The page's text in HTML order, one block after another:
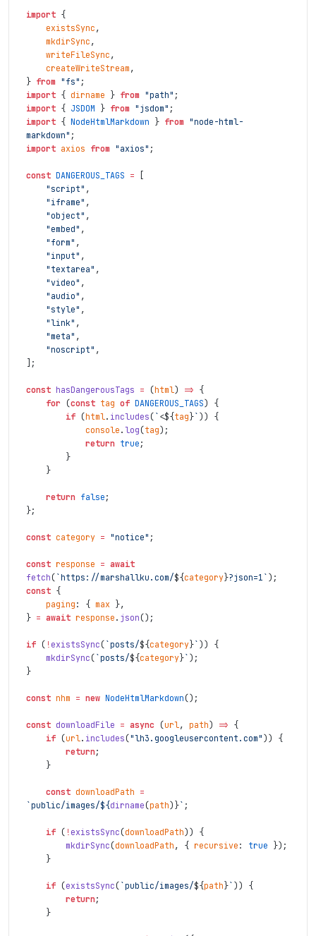
import {
existsSync ,
mkdirSync ,
writeFileSync ,
createWriteStream ,
} from "fs" ;
import { dirname } from "path" ;
import { JSDOM } from "jsdom" ;
import { NodeHtmlMarkdown } from "node-html-
markdown" ;
import axios from "axios" ;
const DANGEROUS_TAGS =
[
"script" ,
"iframe" ,
"object" ,
"embed" ,
"form" ,
"input" ,
"textarea" ,
"video" ,
"audio" ,
"style" ,
"link" ,
"meta" ,
"noscript" ,
] ;
const hasDangerousTags = (html ) => {
for (const tag of DANGEROUS_TAGS)
{
if (html . includes( `<${tag}` ) )
{
console . log(tag) ;
return true ;
}
}
return false ;
};
const category = "notice" ;
const response = await
fetch( `https://marshallku.com/${category}?json=1` ) ;
const {
paging : { max },
} = await response . json() ;
if ( ! existsSync( `posts/${category}` ) )
{
mkdirSync( `posts/${category}` ) ;
}
const nhm = new NodeHtmlMarkdown() ;
const downloadFile = async (url , path) => {
if (url . includes("lh3.googleusercontent.com" ) )
{
return;
}
const downloadPath =
`public/images/${dirname(path) }` ;
if ( ! existsSync(downloadPath) )
{
mkdirSync(downloadPath , { recursive : true }) ;
}
if (existsSync( `public/images/${path}` ) )
{
return;
}